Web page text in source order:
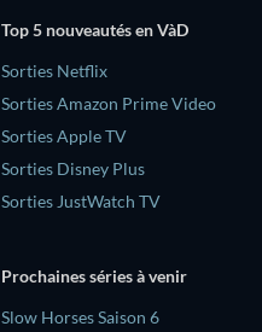
Top 5 nouveautés en VàD
Sorties Netflix
Sorties Amazon Prime Video
Sorties Apple TV
Sorties Disney Plus
Sorties JustWatch TV
Prochaines séries à venir
Slow Horses Saison 6